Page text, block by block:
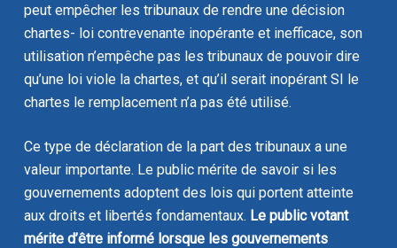
peut empêcher les tribunaux de rendre une décision
chartes- loi contrevenante inopérante et inefficace, son
utilisation n’empêche pas les tribunaux de pouvoir dire
qu’une loi viole la chartes, et qu’il serait inopérant SI le
chartes le remplacement n’a pas été utilisé.
Ce type de déclaration de la part des tribunaux a une
valeur importante. Le public mérite de savoir si les
gouvernements adoptent des lois qui portent atteinte
aux droits et libertés fondamentaux. Le public votant
mérite d’être informé lorsque les gouvernements